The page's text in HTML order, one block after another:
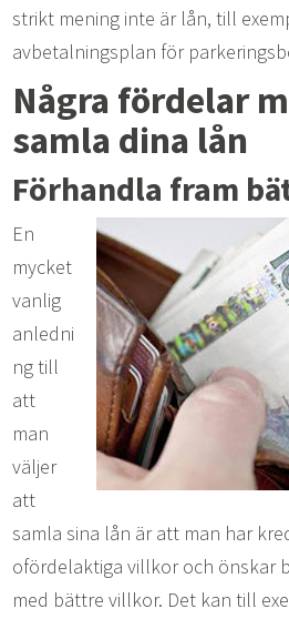
strikt mening inte är lån, till
avbetalningsplan för
Några fördelar
samla dina lån
Förhandla fram
En
mycket
vanlig
anledni
ng till
att
man
väljer
att
samla sina lån är att man har
ofördelaktiga villkor och önskar
med bättre villkor. Det kan till